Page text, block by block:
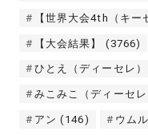
【世界大会4th（キー
【大会結果】 (3766)
ひとえ（ディーセレ）
みこみこ（ディーセレ
アン (146) ウム